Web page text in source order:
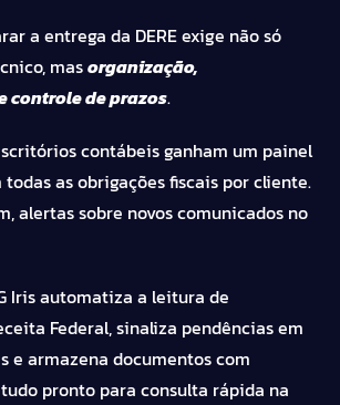
a entrega da DERE exige não só
masorganização,
controle de prazos.
contábeis ganham um painel
as obrigações fiscais por cliente.
alertas sobre novos comunicados no
Iris automatiza a leitura de
Federal, sinaliza pendências em
e armazena documentos com
tudo pronto para consulta rápida na